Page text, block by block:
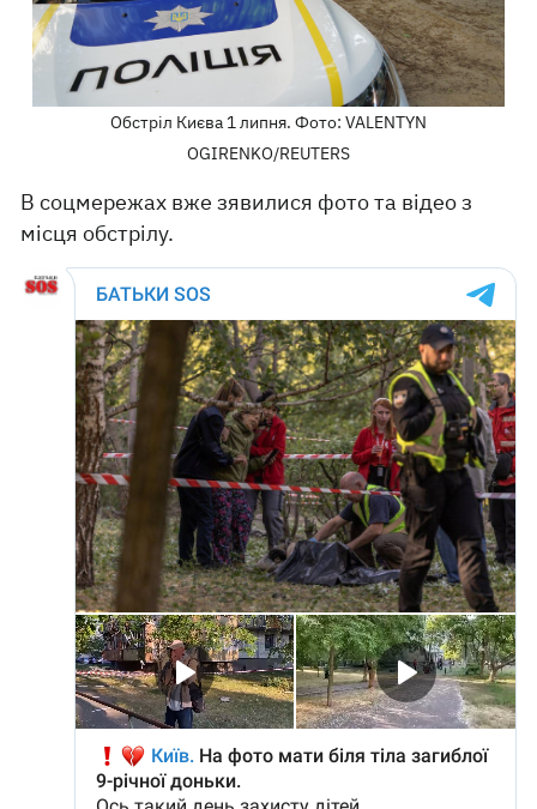
Обстріл Києва 1 липня. Фото: VALENTYN
OGIRENKO/REUTERS
В соцмережах вже зявилися фото та відео з
місця обстрілу.